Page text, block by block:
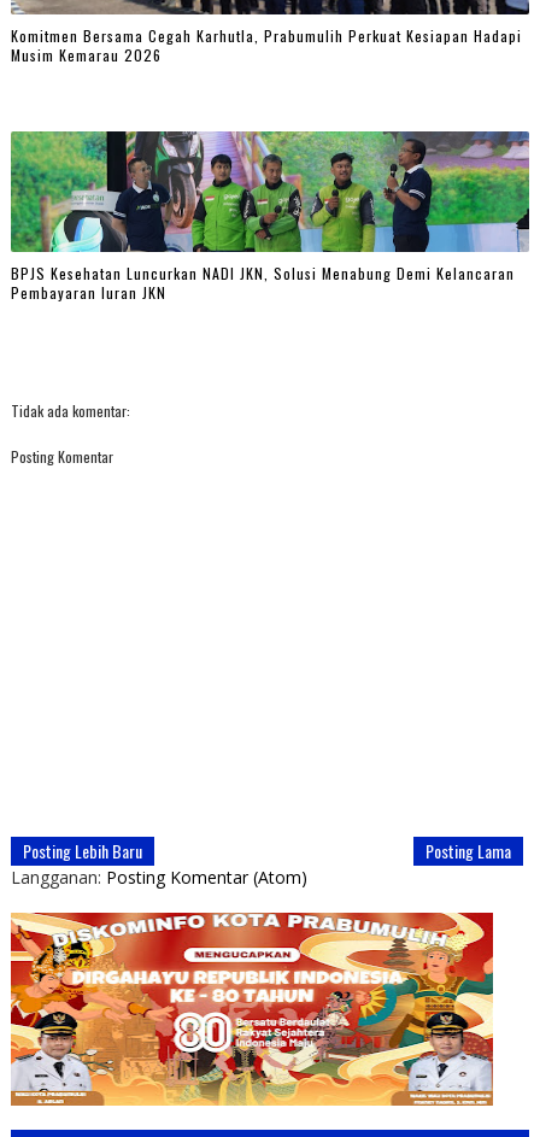
Komitmen Bersama Cegah Karhutla, Prabumulih Perkuat Kesiapan Hadapi
Musim Kemarau 2026
BPJS Kesehatan Luncurkan NADI JKN, Solusi Menabung Demi Kelancaran
Pembayaran Iuran JKN
Tidak ada komentar:
Posting Komentar
Posting Lebih Baru Posting Lama
Langganan: Posting Komentar (Atom)